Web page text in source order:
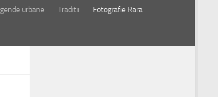
urbane Traditii Fotografie Rara